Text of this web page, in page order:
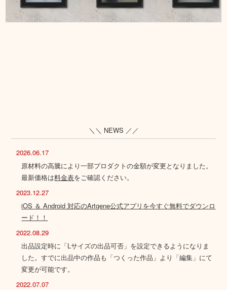
＼＼ NEWS ／／
2026.06.17
原材料の高騰により一部プロダクトの金額が変更となりました。
最新価格は料金表をご確認ください。
2023.12.27
iOS ＆ Android 対応のArtgene公式アプリを今すぐ無料でダウンロ
ード！！
2022.08.29
出品設定時に「Lサイズの出品可否」を設定できるようになりま
した。すでに出品中の作品も「つくった作品」より「編集」にて
変更が可能です。
2022.07.07